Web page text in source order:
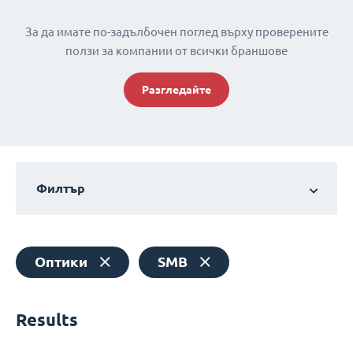
За да имате по-задълбочен поглед върху проверените
ползи за компании от всички браншове
Разгледайте
Филтър
Оптики SMB
Results